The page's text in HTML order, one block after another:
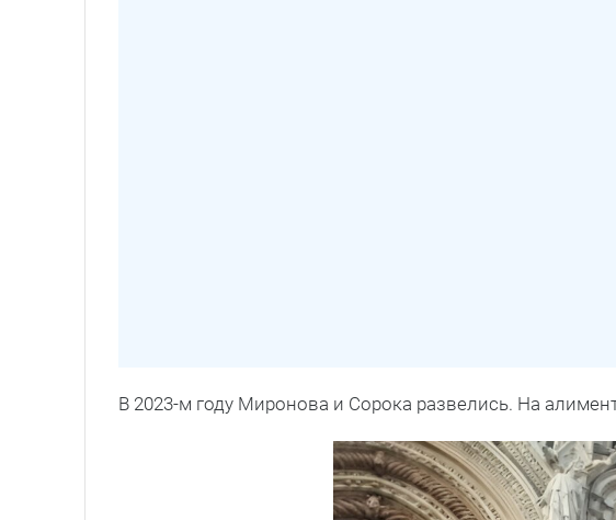
В 2023-м году Миронова и Сорока развелись. На